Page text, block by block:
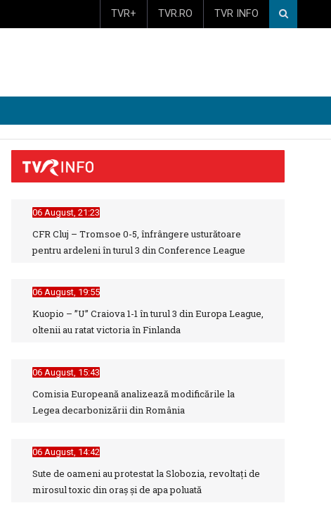
TVR+ TVR.RO TVR INFO
06 August, 21:23
CFR Cluj – Tromsoe 0-5, înfrângere usturătoare
pentru ardeleni în turul 3 din Conference League
06 August, 19:55
Kuopio – ”U” Craiova 1-1 în turul 3 din Europa League,
oltenii au ratat victoria în Finlanda
06 August, 15:43
Comisia Europeană analizează modificările la
Legea decarbonizării din România
06 August, 14:42
Sute de oameni au protestat la Slobozia, revoltați de
mirosul toxic din oraș și de apa poluată